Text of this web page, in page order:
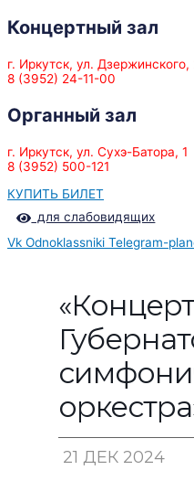
Концертный зал
г. Иркутск, ул. Дзержинского,
8 (3952) 24-11-00
Органный зал
г. Иркутск, ул. Сухэ-Батора, 1
8 (3952) 500-121
КУПИТЬ БИЛЕТ
для слабовидящих
Vk Odnoklassniki Telegram-
«Концерт
21 ДЕК 2024